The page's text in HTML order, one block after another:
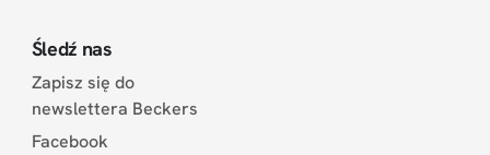
Śledź nas
Zapisz się do
newslettera Beckers
Facebook